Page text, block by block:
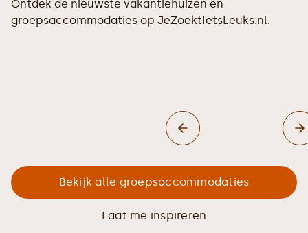
Ontdek de nieuwste vakantiehuizen en
groepsaccommodaties op JeZoektIetsLeuks.nl.
Bekijk alle groepsaccommodaties
Laat me inspireren